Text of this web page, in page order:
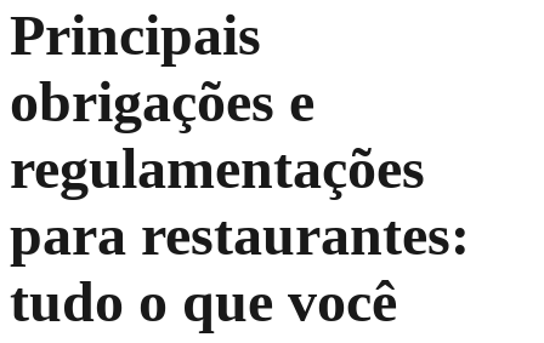
Principais
obrigações e
regulamentações
para restaurantes:
tudo o que você